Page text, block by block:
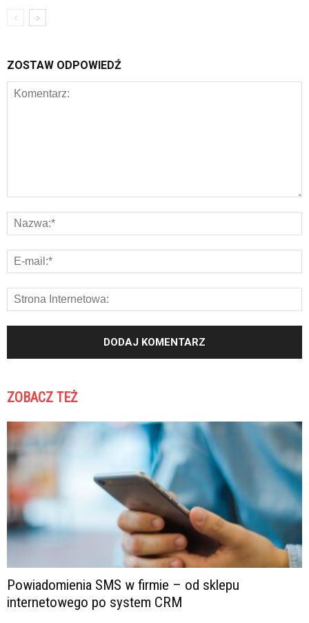
ZOSTAW ODPOWIEDŹ
ZOBACZ TEŻ
Powiadomienia SMS w firmie – od sklepu
internetowego po system CRM